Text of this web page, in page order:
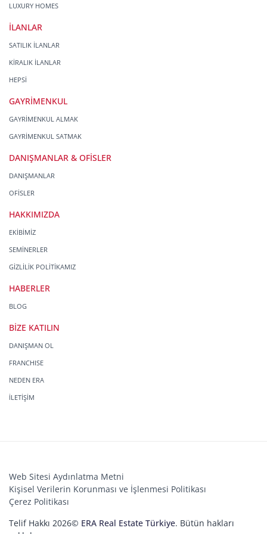
LUXURY HOMES
İLANLAR
SATILIK İLANLAR
KİRALIK İLANLAR
HEPSİ
GAYRİMENKUL
GAYRİMENKUL ALMAK
GAYRİMENKUL SATMAK
DANIŞMANLAR & OFİSLER
DANIŞMANLAR
OFİSLER
HAKKIMIZDA
EKİBİMİZ
SEMİNERLER
GİZLİLİK POLİTİKAMIZ
HABERLER
BLOG
BİZE KATILIN
DANIŞMAN OL
FRANCHISE
NEDEN ERA
İLETİŞİM
Web Sitesi Aydınlatma Metni
Kişisel Verilerin Korunması ve İşlenmesi Politikası
Çerez Politikası
Telif Hakkı 2026© ERA Real Estate Türkiye. Bütün hakları